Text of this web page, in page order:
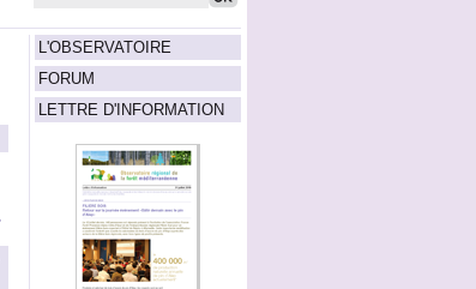
L'OBSERVATOIRE
FORUM
LETTRE D'INFORMATION